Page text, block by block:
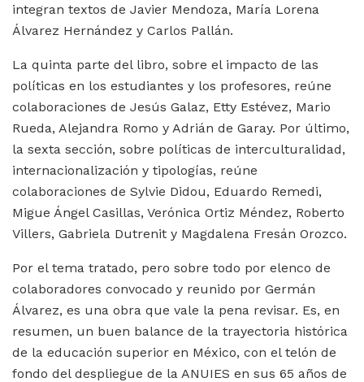
integran textos de Javier Mendoza, María Lorena
Álvarez Hernández y Carlos Pallán.
La quinta parte del libro, sobre el impacto de las
políticas en los estudiantes y los profesores, reúne
colaboraciones de Jesús Galaz, Etty Estévez, Mario
Rueda, Alejandra Romo y Adrián de Garay. Por último,
la sexta sección, sobre políticas de interculturalidad,
internacionalización y tipologías, reúne
colaboraciones de Sylvie Didou, Eduardo Remedi,
Migue Ángel Casillas, Verónica Ortiz Méndez, Roberto
Villers, Gabriela Dutrenit y Magdalena Fresán Orozco.
Por el tema tratado, pero sobre todo por elenco de
colaboradores convocado y reunido por Germán
Álvarez, es una obra que vale la pena revisar. Es, en
resumen, un buen balance de la trayectoria histórica
de la educación superior en México, con el telón de
fondo del despliegue de la ANUIES en sus 65 años de